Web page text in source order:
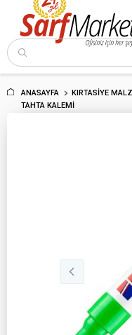
5000 TL ve Üzeri
ve
ANASAYFA KIRTASIYE
TAHTA KALEMI